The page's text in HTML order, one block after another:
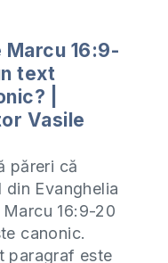
Marcu 16:9-
text
|
Vasile
păreri că
din Evanghelia
16:9-20
canonic.
paragraf este